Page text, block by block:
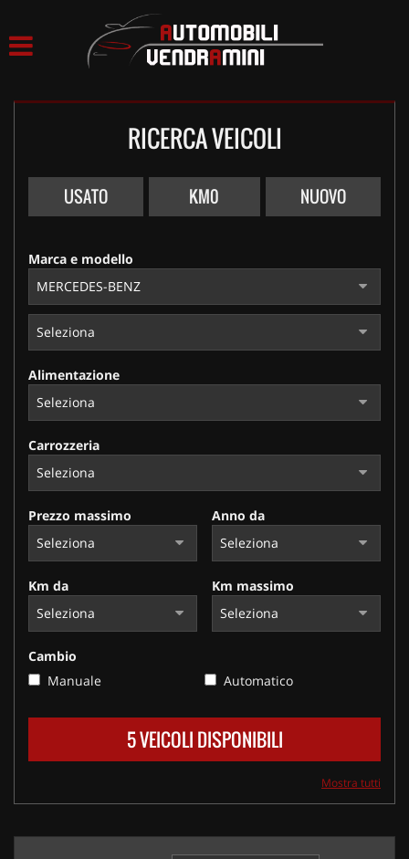
ASSISTENZA
RICERCA VEICOLI
USATO KM0 NUOVO
Marca e modello
Alimentazione
Carrozzeria
Prezzo massimo Anno da
Km da Km massimo
Cambio
Manuale
Automatico
5 VEICOLI DISPONIBILI
Mostra tutti